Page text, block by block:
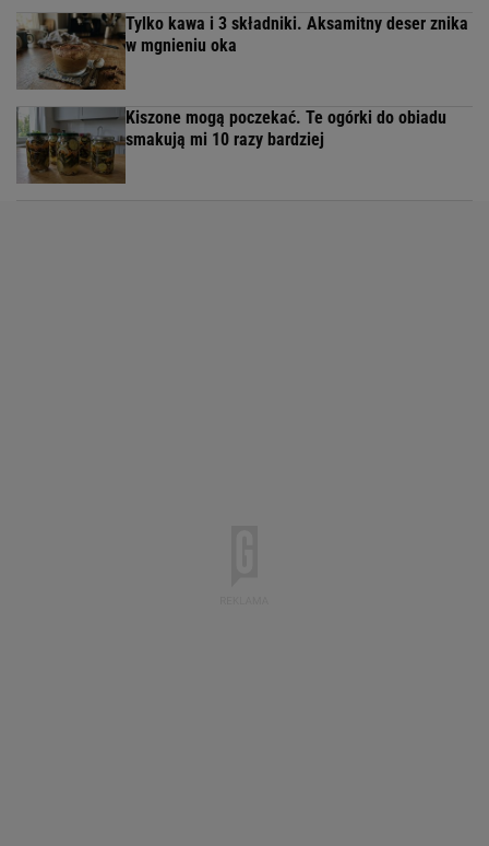
Tylko kawa i 3 składniki. Aksamitny deser znika
w mgnieniu oka
Kiszone mogą poczekać. Te ogórki do obiadu
smakują mi 10 razy bardziej